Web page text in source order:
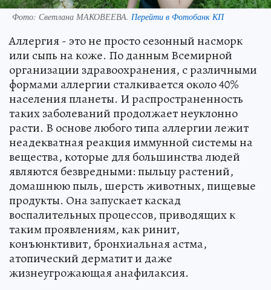
Фото: Светлана МАКОВЕЕВА. Перейти в Фотобанк КП
Аллергия - это не просто сезонный насморк
или сыпь на коже. По данным Всемирной
организации здравоохранения, с различными
формами аллергии сталкивается около 40%
населения планеты. И распространенность
таких заболеваний продолжает неуклонно
расти. В основе любого типа аллергии лежит
неадекватная реакция иммунной системы на
вещества, которые для большинства людей
являются безвредными: пыльцу растений,
домашнюю пыль, шерсть животных, пищевые
продукты. Она запускает каскад
воспалительных процессов, приводящих к
таким проявлениям, как ринит,
конъюнктивит, бронхиальная астма,
атопический дерматит и даже
жизнеугрожающая анафилаксия.